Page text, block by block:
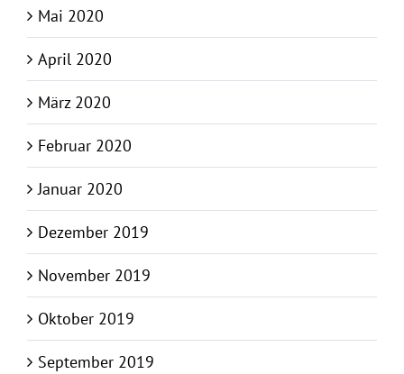
Mai 2020
April 2020
März 2020
Februar 2020
Januar 2020
Dezember 2019
November 2019
Oktober 2019
September 2019